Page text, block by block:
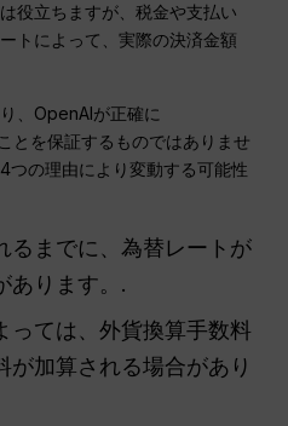
役立ちますが、税金や支払い
トによって、実際の決済金額
、OpenAIが正確に
とを保証するものではありませ
つの理由により変動する可能性
るまでに、為替レートが
あります。.
っては、外貨換算手数料
が加算される場合があり